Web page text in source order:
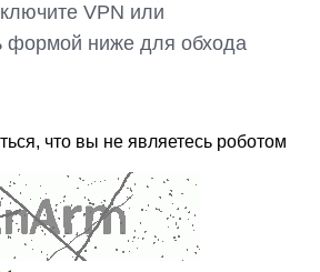
VPN или
формой ниже для обхода
что вы не являетесь роботом